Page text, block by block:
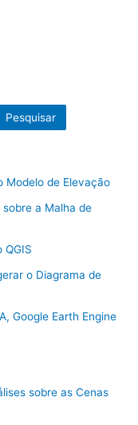
Pesquisar
Modelo de Elevação
a Malha de
QGIS
o Diagrama de
Google Earth Engine
sobre as Cenas